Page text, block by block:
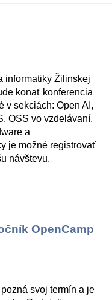
informatiky Žilinskej
konať konferencia
v sekciách: Open AI,
OSS vo vzdelávaní,
a
je možné registrovať
návštevu.
OpenCamp
svoj termín a je